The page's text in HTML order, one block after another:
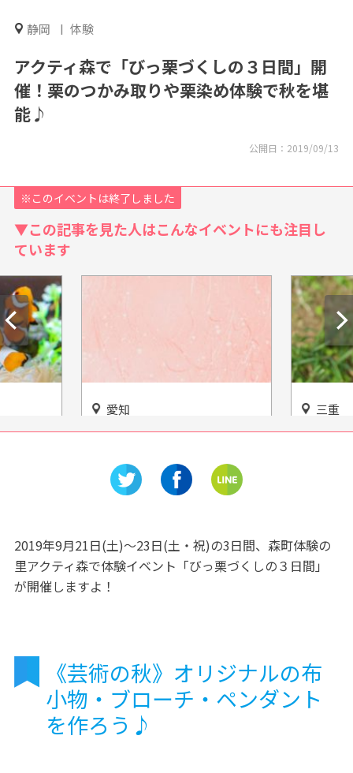
静岡 体験
アクティ森で「びっ栗づくしの３日間」開
催！栗のつかみ取りや栗染め体験で秋を堪
能♪
公開日： 2019/09/13
※このイベントは終了しました
▼この記事を見た人はこんなイベントにも注目し
ています
！体験
愛知
近現代日本画や美人画を観に
館」
三重
愛犬と
2019年9月21日(土)〜23日(土・祝)の3日間、森町体験の
里アクティ森で体験イベント「びっ栗づくしの３日間」
が開催しますよ！
《芸術の秋》オリジナルの布
小物・ブローチ・ペンダント
を作ろう♪